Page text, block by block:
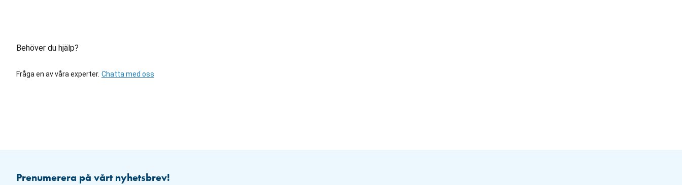
Behöver du hjälp?
Fråga en av våra experter. Chatta med oss
Prenumerera på vårt nyhetsbrev!